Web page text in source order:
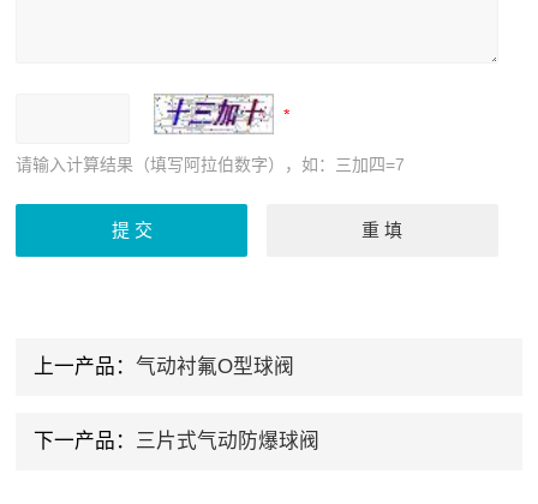
请输入计算结果（填写阿拉伯数字），如：三加四=7
上一产品： 气动衬氟O型球阀
下一产品： 三片式气动防爆球阀